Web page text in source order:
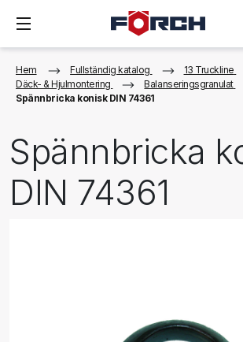
Hem Fullständig katalog
13 Truckline
Däck- & Hjulmontering
Balanseringsgranulat
Spännbricka konisk DIN 74361
Spännbricka
DIN 74361